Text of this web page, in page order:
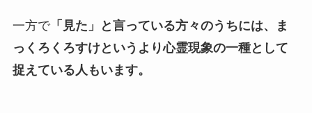
一方で「見た」と言っている方々のうちには、ま
っくろくろすけというより心霊現象の一種として
捉えている人もいます。